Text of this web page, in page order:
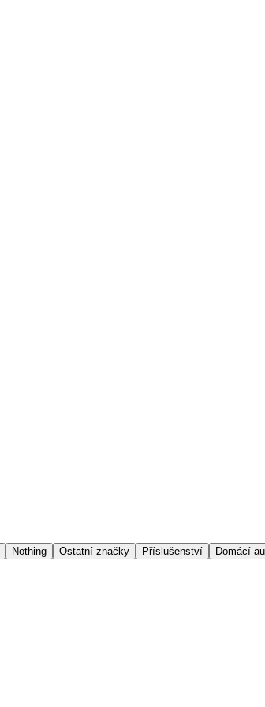
Nothing Ostatní značky Příslušenství Domácí